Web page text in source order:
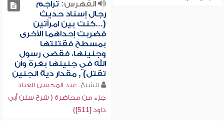
الفهرس: تراجم
رجال إسناد حديث
(...كنت بين امرأتين
فضربت إحداهما الأخرى
بمسطح فقتلتها
وجنينها، فقضى رسول
الله في جنينها بغرة وأن
تقتل) , مقدار دية الجنين
للشيخ: عبد المحسن العباد
جزء من محاضرة ( شرح سنن أبي
داود [511])